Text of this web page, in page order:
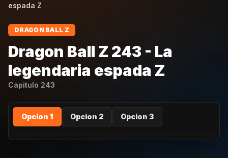
espada Z
DRAGON BALL Z
Dragon Ball Z 243 - La
legendaria espada Z
Capitulo 243
Opcion 1 Opcion 2 Opcion 3